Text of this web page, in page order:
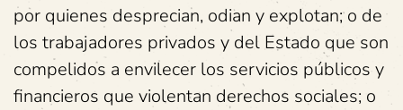
por quienes desprecian, odian y explotan; o de
los trabajadores privados y del Estado que son
compelidos a envilecer los servicios públicos y
financieros que violentan derechos sociales; o